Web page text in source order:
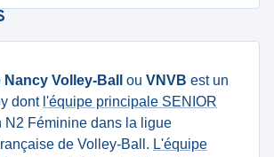
Volley-Ball ou VNVB est un
dont l'équipe principale SENIOR
N2 Féminine dans la ligue
de Volley-Ball. L'équipe